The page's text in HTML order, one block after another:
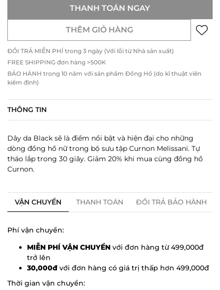
THANH TOÁN NGAY
THÊM GIỎ HÀNG
ĐỔI TRẢ MIỄN PHÍ trong 3 ngày (Với lỗi từ Nhà sản xuất)
FREE SHIPPING đơn hàng >500K
BẢO HÀNH trong 10 năm với sản phẩm Đồng Hồ (do kĩ thuật viên
kiểm định)
THÔNG TIN
Dây da Black sẽ là điểm nổi bật và hiện đại cho những
dòng đồng hồ nữ trong bộ sưu tập Curnon Melissani. Tự
tháo lắp trong 30 giây. Giảm 20% khi mua cùng đồng hồ
Curnon.
VẬN CHUYỂN THANH TOÁN ĐỔI TRẢ BẢO HÀNH
Phí vận chuyển:
MIỄN PHÍ VẬN CHUYỂN với đơn hàng từ 499,000đ
trở lên
30,000đ với đơn hàng có giá trị thấp hơn 499,000đ
Thời gian vận chuyển: